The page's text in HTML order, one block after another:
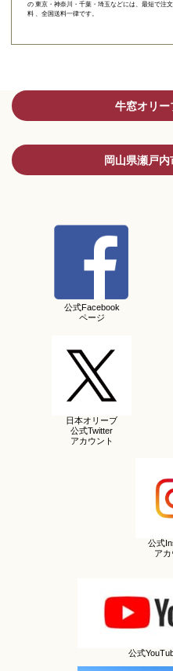
の 東京・神奈川・千葉・埼玉などには、最短で注
料 、全国送料一律です。
牛窓オリー
岡山県瀬戸
公式Facebook
ページ
日本オリーブ
公式Twitter
アカウント
公式
アカ
公式